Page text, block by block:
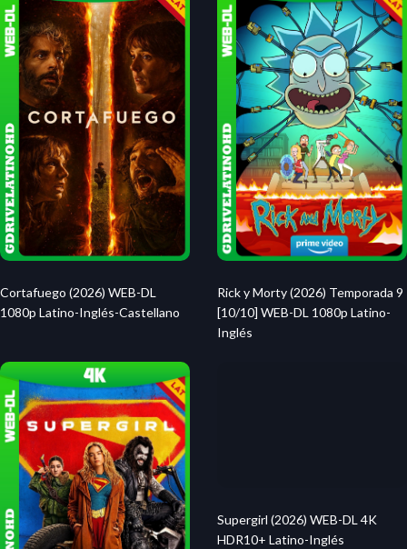
Cortafuego (2026) WEB-DL
1080p Latino-Inglés-Castellano
Rick y Morty (2026) Temporada 9
[10/10] WEB-DL 1080p Latino-
Inglés
Supergirl (2026) WEB-DL 4K
HDR10+ Latino-Inglés